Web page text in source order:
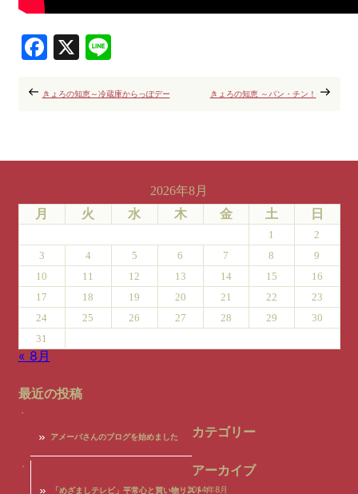
Facebook
X Line
きょろの知恵～冷蔵庫からっぽデー きょろの知恵 ～パン・チン！
2026年8月
月
火 水 木 金 土 日
1
2
3
4 5 6 7 8
9
10
11 12 13 14 15
16
17
18 19 20 21 22
23
24
25 26 27 28 29
30
31
« 8月
最近の投稿
アメーバさんのブログを始めました
「めざましテレビ」平常心と買い物リスト！
カテゴリー
アーカイブ
2014年8月